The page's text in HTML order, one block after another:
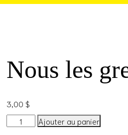
Nous les
3,00 $
quantité
de
Ajouter au panier